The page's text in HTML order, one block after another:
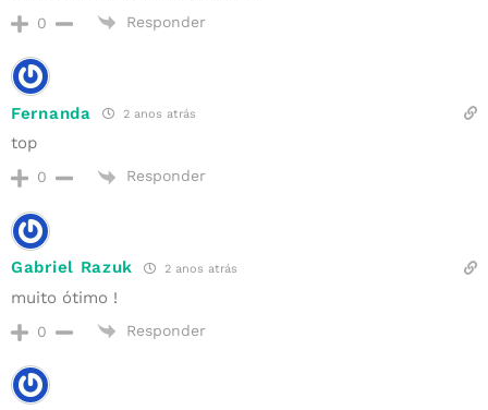
0 Responder
Fernanda 2 anos atrás
top
0 Responder
Gabriel Razuk 2 anos atrás
muito ótimo !
0 Responder